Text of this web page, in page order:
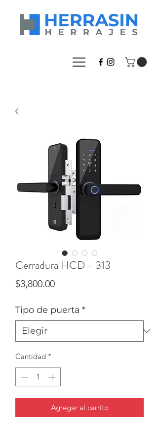
Cerradura HCD - 313
$3,800.00Precio
Tipo de puerta *
Cantidad *
Agregar al carrito